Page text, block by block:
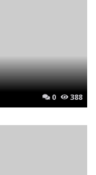
0 388